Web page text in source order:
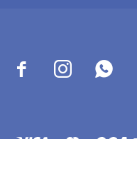
  